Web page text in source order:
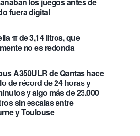
los juegos antes de
fuera digital
π de 3,14 litros, que
no es redonda
A350ULR de Qantas hace
de récord de 24 horas y
y algo más de 23.000
sin escalas entre
y Toulouse